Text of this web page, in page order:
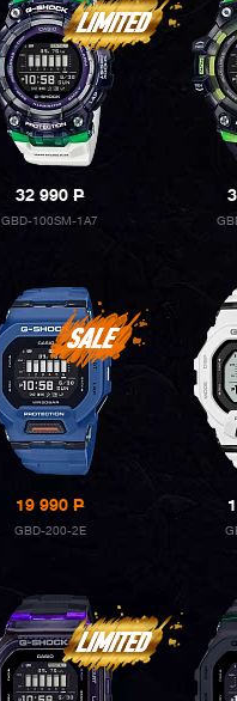
32 990P
GBD-100SM-1A7
19 990P
GBD-200-2E